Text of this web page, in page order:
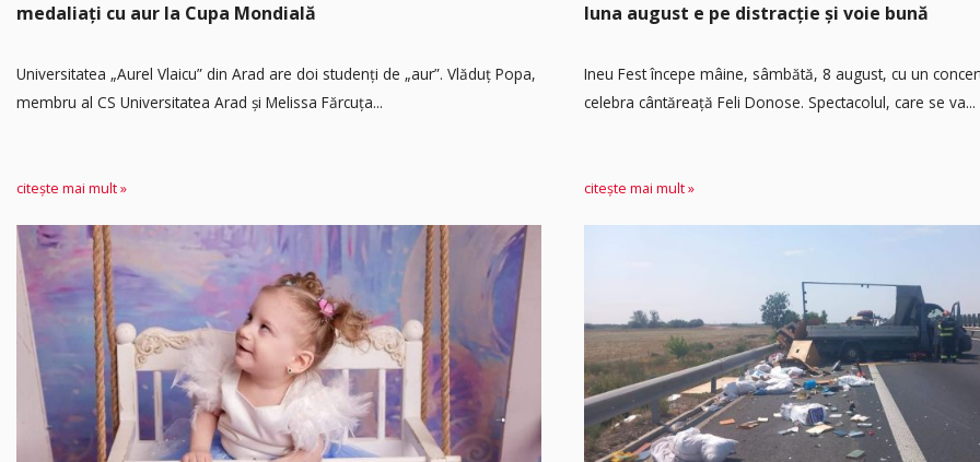
medaliați cu aur la Cupa Mondială
Universitatea „Aurel Vlaicu” din Arad are doi studenți de „aur”. Vlăduț Popa,
membru al CS Universitatea Arad și Melissa Fărcuța...
citește mai mult »
luna august e pe distracție și voie bună
Ineu Fest începe mâine, sâmbătă, 8 august, cu un
celebra cântăreață Feli Donose. Spectacolul, care se va...
citește mai mult »